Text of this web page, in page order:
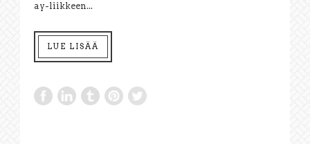
ay-liikkeen...
LUE LISÄÄ